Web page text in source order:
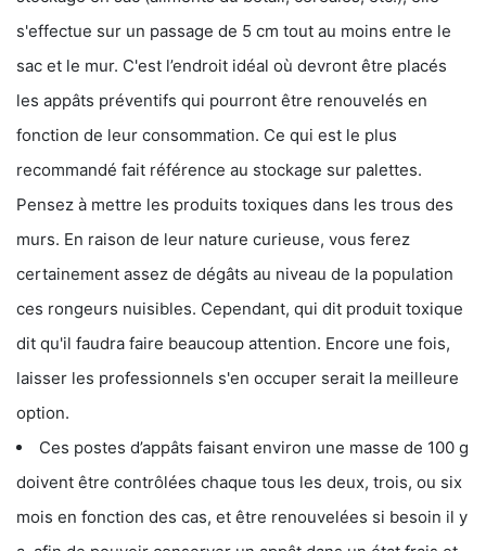
s'effectue sur un passage de 5 cm tout au moins entre le
sac et le mur. C'est l’endroit idéal où devront être placés
les appâts préventifs qui pourront être renouvelés en
fonction de leur consommation. Ce qui est le plus
recommandé fait référence au stockage sur palettes.
Pensez à mettre les produits toxiques dans les trous des
murs. En raison de leur nature curieuse, vous ferez
certainement assez de dégâts au niveau de la population
ces rongeurs nuisibles. Cependant, qui dit produit toxique
dit qu'il faudra faire beaucoup attention. Encore une fois,
laisser les professionnels s'en occuper serait la meilleure
option.
Ces postes d’appâts faisant environ une masse de 100 g
doivent être contrôlées chaque tous les deux, trois, ou six
mois en fonction des cas, et être renouvelées si besoin il y